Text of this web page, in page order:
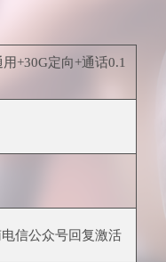
+30G定向+通话0.1
信公众号回复激活